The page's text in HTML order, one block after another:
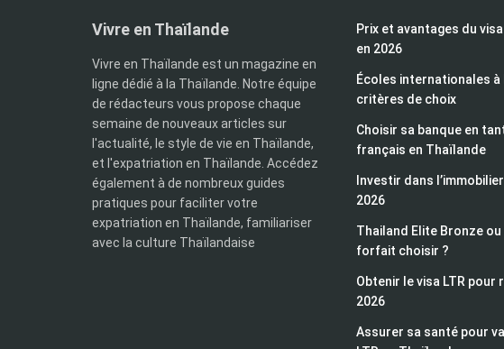
Vivre en Thaïlande
Vivre en Thaïlande est un magazine en
ligne dédié à la Thaïlande. Notre équipe
de rédacteurs vous propose chaque
semaine de nouveaux articles sur
l'actualité, le style de vie en Thaïlande,
et l'expatriation en Thaïlande. Accédez
également à de nombreux guides
pratiques pour faciliter votre
expatriation en Thaïlande, familiariser
avec la culture Thaïlandaise
Prix et avantages du
en 2026
Écoles internationales à
critères de choix
Choisir sa banque en
français en Thaïlande
Investir dans
2026
Thailand Elite Bronze ou
forfait choisir ?
Obtenir le visa LTR pour
2026
Assurer sa santé pour